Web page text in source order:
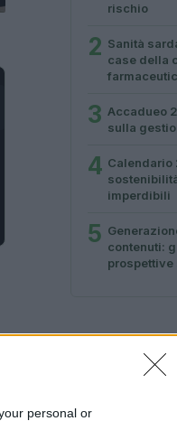
personal or
rischio
2 Sanità
case della
3 Accadueo
sulla
4 Calendario
imperdibili
5 contenuti:
prospettive